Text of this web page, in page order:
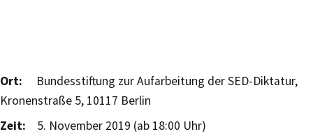
Ort: Bundesstiftung zur Aufarbeitung der SED-Diktatur,
Kronenstraße 5, 10117 Berlin
Zeit: 5. November 2019 (ab 18:00 Uhr)